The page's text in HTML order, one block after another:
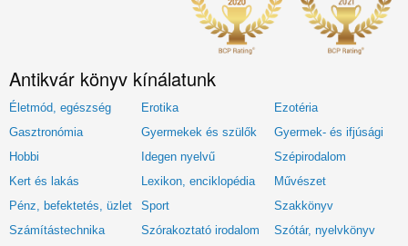
Antikvár könyv kínálatunk
Életmód, egészség Erotika
Ezotéria
Gasztronómia
Gyermekek és szülők
Gyermek- és ifjúsági
Hobbi
Idegen nyelvű
Szépirodalom
Kert és lakás
Lexikon, enciklopédia
Művészet
Pénz, befektetés, üzlet
Sport
Szakkönyv
Számítástechnika
Szórakoztató irodalom Szótár, nyelvkönyv